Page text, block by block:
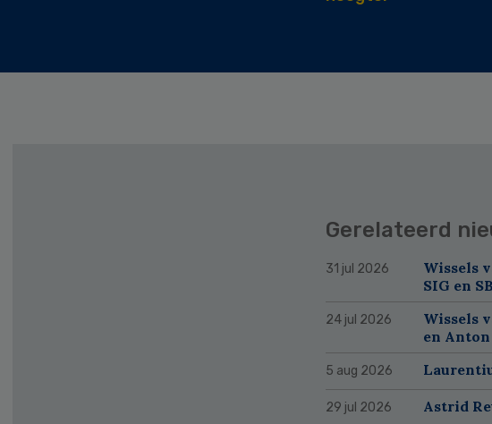
Gerelateerd
31 jul 2026
Wissels
SIG en
24 jul 2026
Wissels
en
5 aug 2026
29 jul 2026 Astrid